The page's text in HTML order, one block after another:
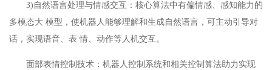
3)自然语言处理与情感交互：核心算法中有偏情感、感知能力的
多模态大 模型，使机器人能够理解和生成自然语言，可主动引导对
话，实现语音、表 情、动作等人机交互。
面部表情控制技术：机器人控制系统和相关控制算法助力实现